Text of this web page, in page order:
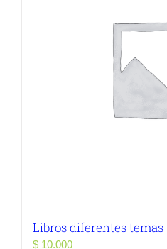
Libros diferentes temas
$ 10.000